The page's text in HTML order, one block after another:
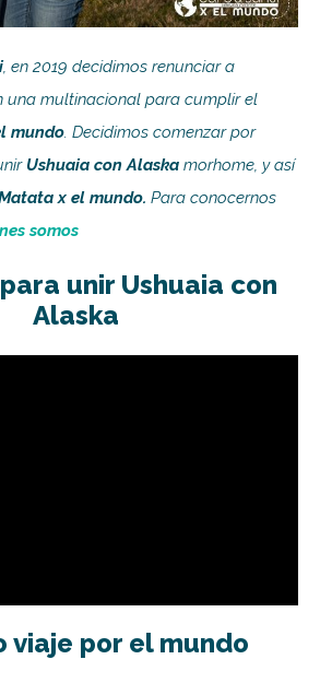
, en 2019 decidimos renunciar a
una multinacional para cumplir el
mundo. Decidimos comenzar por
Ushuaia con Alaska morhome, y así
x el mundo. Para conocernos
somos
unir Ushuaia con
Alaska
viaje por el mundo